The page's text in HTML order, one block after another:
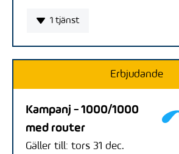
1 tjänst
Erbjudande
Kampanj - 1000/1000
med router
Gäller till: tors 31 dec.